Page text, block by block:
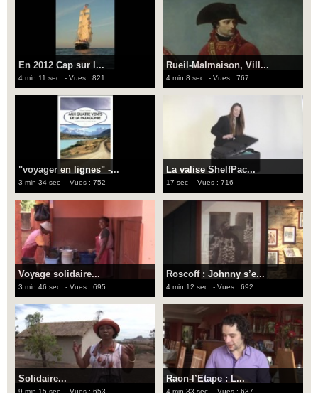
En 2012 Cap sur l...
4 min 11 sec - Vues : 821
Rueil-Malmaison, Vill...
4 min 8 sec - Vues : 767
"voyager en lignes" -...
3 min 34 sec - Vues : 752
La valise ShelfPac...
17 sec - Vues : 716
Voyage solidaire...
3 min 46 sec - Vues : 695
Roscoff : Johnny s’e...
4 min 12 sec - Vues : 692
Solidaire...
9 min 15 sec - Vues : 653
Raon-l’Etape : L...
4 min 33 sec - Vues : 637